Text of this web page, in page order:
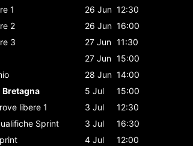
1 26 Jun 12:30
2 26 Jun 16:00
3 27 Jun 11:30
27 Jun 15:00
28 Jun 14:00
Bretagna
5 Jul
15:00
libere 1 3 Jul
12:30
Sprint 3 Jul
16:30
4 Jul
12:00